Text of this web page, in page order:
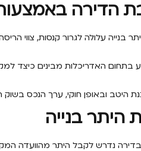
באמצעות
בנייה עלולה לגרור קנסות, צווי
בתחום האדריכלות מבינים כיצד
היטב ובאופן חוקי, ערך הנכס בשוק
בנייה
נדרש לקבל היתר מהוועדה